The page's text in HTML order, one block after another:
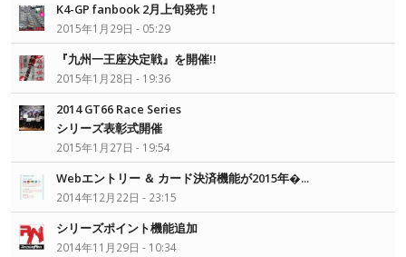
K4-GP fanbook 2月上旬発売！
2015年1月29日 - 05:29
『九州一王座決定戦』を開催!!
2015年1月28日 - 19:36
2014 GT66 Race Series
シリーズ表彰式開催
2015年1月27日 - 19:54
Webエントリー ＆ カード決済機能が2015年�...
2014年12月22日 - 23:15
シリーズポイント機能追加
2014年11月29日 - 10:34